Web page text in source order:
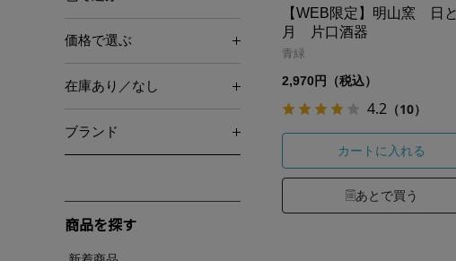
価格で選ぶ
在庫あり／なし
ブランド
商品を探す
【WEB限定】明山窯 日と
月 片口酒器
青緑
2,970円（税込）
4.2 （10）
カートに入れる
あとで買う